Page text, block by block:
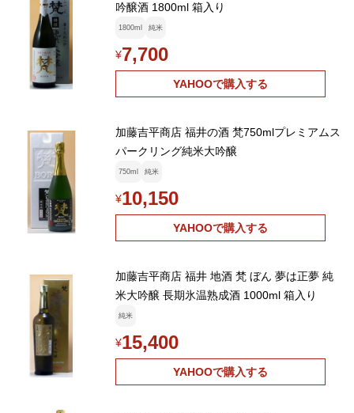
吟醸酒 1800ml 箱入り
1800ml 純米
¥7,700
YAHOOで購入する
加藤吉平商店 福井の酒 梵750mlプレミアムス
パークリング純米大吟醸
750ml 純米
¥10,150
YAHOOで購入する
加藤吉平商店 福井 地酒 梵 ぼん 夢は正夢 純
米大吟醸 長期氷温熟成酒 1000ml 箱入り
純米
¥15,400
YAHOOで購入する